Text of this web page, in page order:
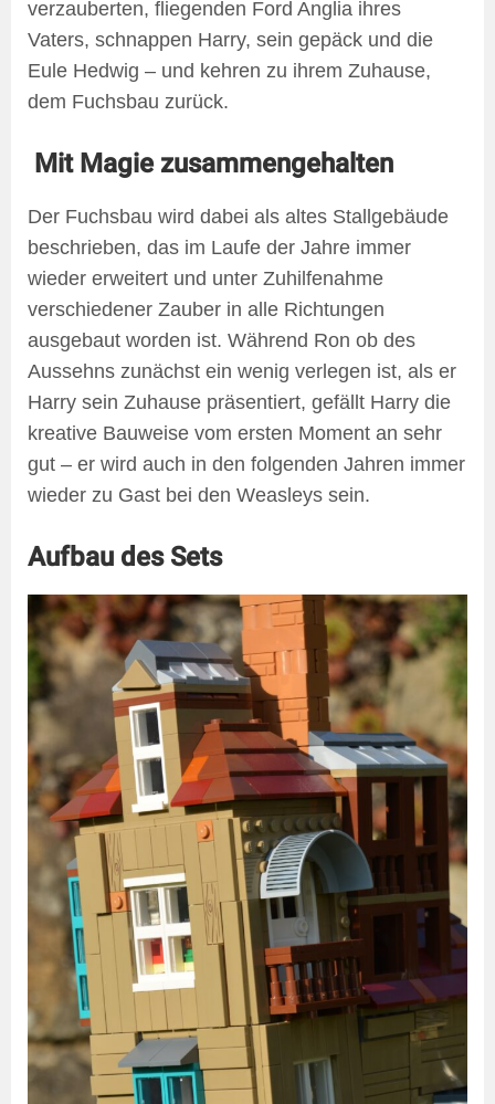
verzauberten, fliegenden Ford Anglia ihres
Vaters, schnappen Harry, sein gepäck und die
Eule Hedwig – und kehren zu ihrem Zuhause,
dem Fuchsbau zurück.
Mit Magie zusammengehalten
Der Fuchsbau wird dabei als altes Stallgebäude
beschrieben, das im Laufe der Jahre immer
wieder erweitert und unter Zuhilfenahme
verschiedener Zauber in alle Richtungen
ausgebaut worden ist. Während Ron ob des
Aussehns zunächst ein wenig verlegen ist, als er
Harry sein Zuhause präsentiert, gefällt Harry die
kreative Bauweise vom ersten Moment an sehr
gut – er wird auch in den folgenden Jahren immer
wieder zu Gast bei den Weasleys sein.
Aufbau des Sets